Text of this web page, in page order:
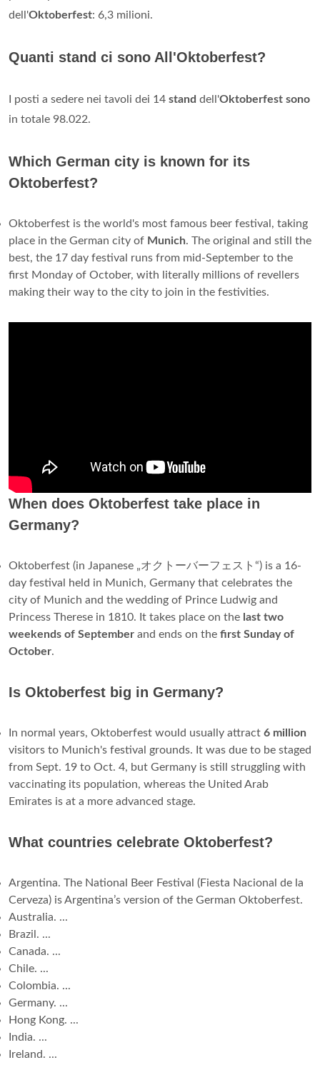
dell'Oktoberfest: 6,3 milioni.
Quanti stand ci sono All'Oktoberfest?
I posti a sedere nei tavoli dei 14 stand dell'Oktoberfest sono
in totale 98.022.
Which German city is known for its
Oktoberfest?
Oktoberfest is the world's most famous beer festival, taking
place in the German city of Munich. The original and still the
best, the 17 day festival runs from mid-September to the
first Monday of October, with literally millions of revellers
making their way to the city to join in the festivities.
When does Oktoberfest take place in
Germany?
Oktoberfest (in Japanese „オクトーバーフェスト“) is a 16-
day festival held in Munich, Germany that celebrates the
city of Munich and the wedding of Prince Ludwig and
Princess Therese in 1810. It takes place on the last two
weekends of September and ends on the first Sunday of
October.
Is Oktoberfest big in Germany?
In normal years, Oktoberfest would usually attract 6 million
visitors to Munich's festival grounds. It was due to be staged
from Sept. 19 to Oct. 4, but Germany is still struggling with
vaccinating its population, whereas the United Arab
Emirates is at a more advanced stage.
What countries celebrate Oktoberfest?
Argentina. The National Beer Festival (Fiesta Nacional de la
Cerveza) is Argentina’s version of the German Oktoberfest.
Australia. ...
Brazil. ...
Canada. ...
Chile. ...
Colombia. ...
Germany. ...
Hong Kong. ...
India. ...
Ireland. ...